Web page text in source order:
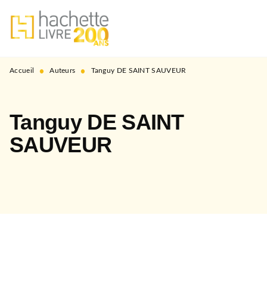
MENU RECHERCHE
PIED DE PAGE
Accueil • Auteurs • Tanguy DE SAINT SAUVEUR
Tanguy DE SAINT
SAUVEUR